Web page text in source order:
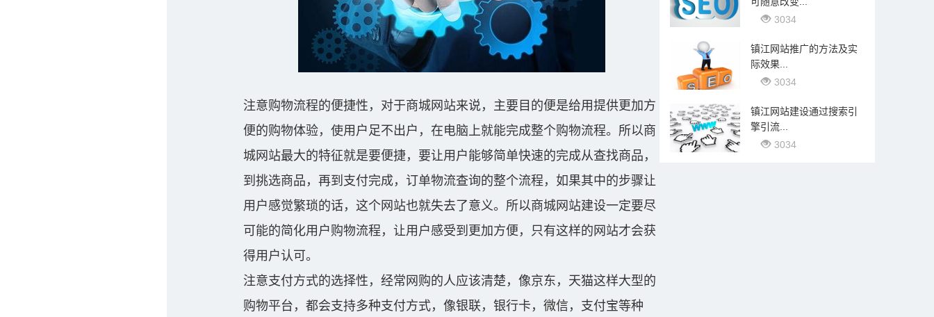
注意购物流程的便捷性，对于商城网站来说，主要目的便是给用提供更加方
便的购物体验，使用户足不出户，在电脑上就能完成整个购物流程。所以商
城网站最大的特征就是要便捷，要让用户能够简单快速的完成从查找商品，
到挑选商品，再到支付完成，订单物流查询的整个流程，如果其中的步骤让
用户感觉繁琐的话，这个网站也就失去了意义。所以商城网站建设一定要尽
可能的简化用户购物流程，让用户感受到更加方便，只有这样的网站才会获
得用户认可。
注意支付方式的选择性，经常网购的人应该清楚，像京东，天猫这样大型的
购物平台，都会支持多种支付方式，像银联，银行卡，微信，支付宝等种
3034
镇江网站推广的方法及实
际效果...
3034
镇江网站建设通过搜索引
擎引流...
3034